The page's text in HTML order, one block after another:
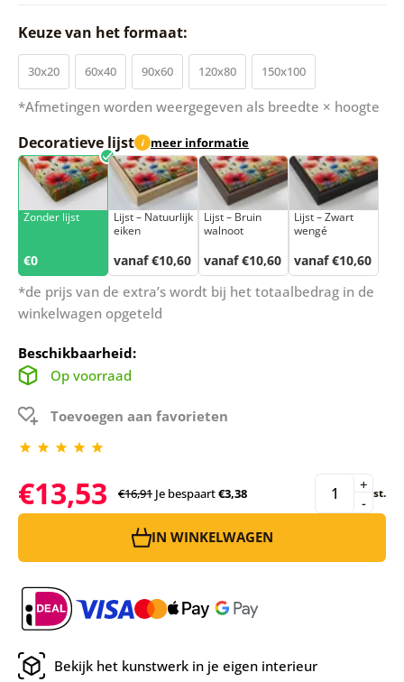
Keuze van het formaat:
30x20 60x40 90x60 120x80 150x100
*Afmetingen worden weergegeven als breedte × hoogte
Decoratieve lijst i meer informatie
Zonder lijst
€0
Lijst – Natuurlijk
eiken
vanaf €10,60
Lijst – Bruin
walnoot
vanaf €10,60
Lijst – Zwart
wengé
vanaf €10,60
*de prijs van de extra’s wordt bij het totaalbedrag in de
winkelwagen opgeteld
Beschikbaarheid:
Op voorraad
Toevoegen aan favorieten
€13,53 €16,91 Je bespaart€3,38 -
+ st.
IN WINKELWAGEN
Bekijk het kunstwerk in je eigen interieur